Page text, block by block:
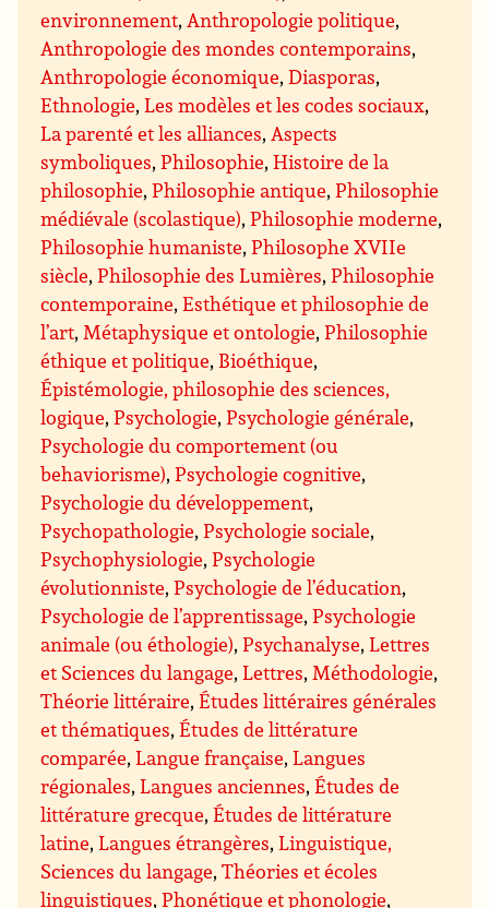
environnement, Anthropologie politique,
Anthropologie des mondes contemporains,
Anthropologie économique,Diasporas,
Ethnologie,Les modèles et les codes sociaux,
La parenté et les alliances, Aspects
symboliques,Philosophie,Histoire de la
philosophie,Philosophie antique,Philosophie
médiévale (scolastique),Philosophie moderne,
Philosophie humaniste,Philosophe XVIIe
siècle,Philosophie des Lumières,Philosophie
contemporaine,Esthétique et philosophie de
l’art, Métaphysique et ontologie,Philosophie
éthique et politique, Bioéthique,
Épistémologie, philosophie des sciences,
logique,Psychologie,Psychologie générale,
Psychologie du comportement (ou
behaviorisme),Psychologie cognitive,
Psychologie du développement,
Psychopathologie,Psychologie sociale,
Psychophysiologie,Psychologie
évolutionniste,Psychologie de l’éducation,
Psychologie de l’apprentissage,Psychologie
animale (ou éthologie),Psychanalyse,Lettres
et Sciences du langage,Lettres, Méthodologie,
Théorie littéraire,Études littéraires générales
et thématiques,Études de littérature
comparée,Langue française,Langues
régionales,Langues anciennes,Études de
littérature grecque,Études de littérature
latine,Langues étrangères,Linguistique,
Sciences du langage,Théories et écoles
linguistiques,Phonétique et phonologie,